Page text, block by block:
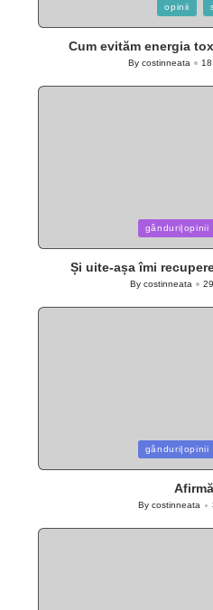
in
opinii
Cum evităm energia
Posted
By costinneata
in
gânduri|opinii
Și uite-așa îmi
Posted
By costinneata
in
gânduri|opinii
Posted
Bycostinneata